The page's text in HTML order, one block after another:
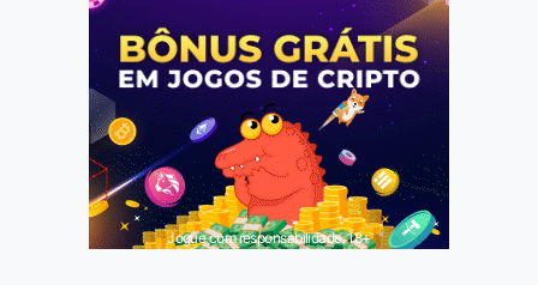
Jogue com responsabilidade. 18+